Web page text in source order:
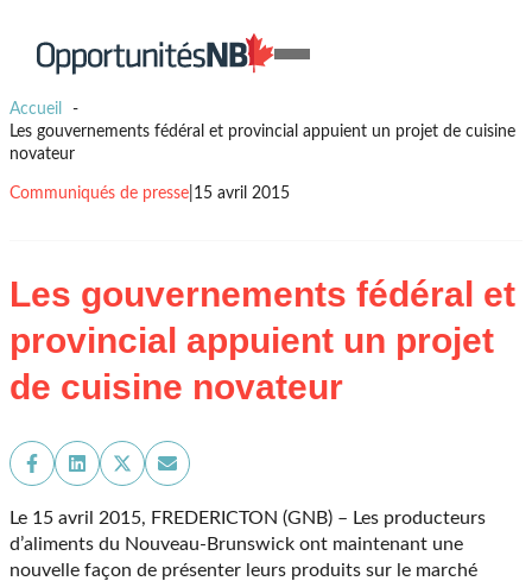
Skip to content
Lien
page
d'accueil
Open
Accueil
Les gouvernements fédéral et provincial appuient un projet de cuisine
novateur
Les gouvernements fédéral et
provincial appuient un projet
de cuisine novateur
Communiqués de presse 15 avril 2015
Share
on
Facebook
Share
on
LinkedIn
Share
on
X
(Twitter)
Share
on
Email
Le 15 avril 2015, FREDERICTON (GNB) – Les producteurs
d’aliments du Nouveau-Brunswick ont maintenant une
nouvelle façon de présenter leurs produits sur le marché